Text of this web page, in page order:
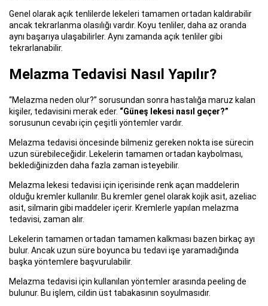
Genel olarak açık tenlilerde lekeleri tamamen ortadan kaldırabilir
ancak tekrarlanma olasılığı vardır. Koyu tenliler, daha az oranda
aynı başarıya ulaşabilirler. Aynı zamanda açık tenliler gibi
tekrarlanabilir.
Melazma Tedavisi Nasıl Yapılır?
“Melazma neden olur?” sorusundan sonra hastalığa maruz kalan
kişiler, tedavisini merak eder. “Güneş lekesi nasıl geçer?”
sorusunun cevabı için çeşitli yöntemler vardır.
Melazma tedavisi öncesinde bilmeniz gereken nokta ise sürecin
uzun sürebileceğidir. Lekelerin tamamen ortadan kaybolması,
beklediğinizden daha fazla zaman isteyebilir.
Melazma lekesi tedavisi için içerisinde renk açan maddelerin
olduğu kremler kullanılır. Bu kremler genel olarak kojik asit, azeliac
asit, silmarin gibi maddeler içerir. Kremlerle yapılan melazma
tedavisi, zaman alır.
Lekelerin tamamen ortadan tamamen kalkması bazen birkaç ayı
bulur. Ancak uzun süre boyunca bu tedavi işe yaramadığında
başka yöntemlere başvurulabilir.
Melazma tedavisi için kullanılan yöntemler arasında peeling de
bulunur. Bu işlem, cildin üst tabakasının soyulmasıdır.